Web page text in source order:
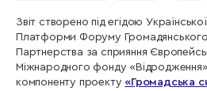
Звіт створено під егідою
Платформи Форуму Громадянського
Партнерства за сприяння
Міжнародного фонду
компоненту проекту «Громадська